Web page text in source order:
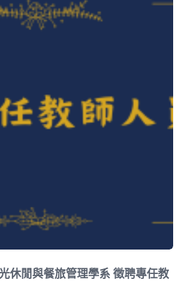
休閒與餐旅管理學系 徵聘專任教